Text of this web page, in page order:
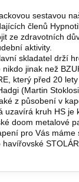
sestavou
členů
ze zdravotních
aktivity.
skladatel drží
jinak než
který před 20
(Martin
z působení v
uzavírá kruh HS
doom metalové
pro Vás